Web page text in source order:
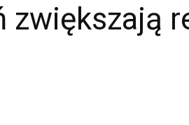
zwiększają